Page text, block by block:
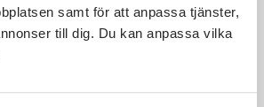
samt för att anpassa tjänster,
till dig. Du kan anpassa vilka
och
på Hilmas Alaska